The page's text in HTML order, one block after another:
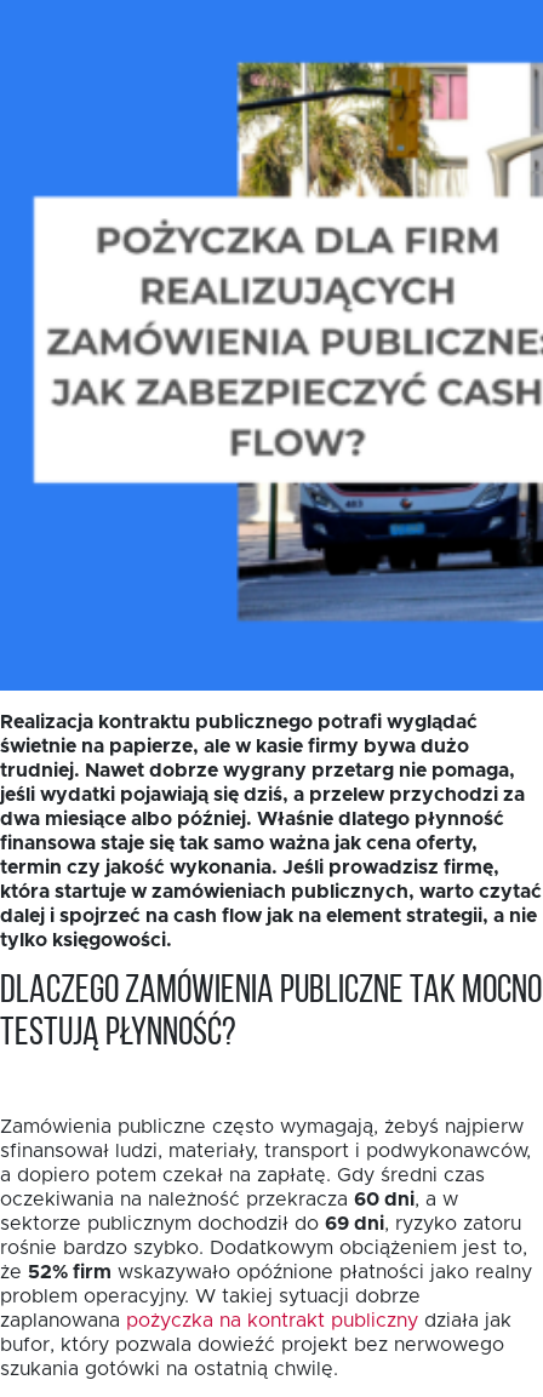
Realizacja kontraktu publicznego potrafi wyglądać
świetnie na papierze, ale w kasie firmy bywa dużo
trudniej. Nawet dobrze wygrany przetarg nie pomaga,
jeśli wydatki pojawiają się dziś, a przelew przychodzi za
dwa miesiące albo później. Właśnie dlatego płynność
finansowa staje się tak samo ważna jak cena oferty,
termin czy jakość wykonania. Jeśli prowadzisz firmę,
która startuje w zamówieniach publicznych, warto czytać
dalej i spojrzeć na cash flow jak na element strategii, a nie
tylko księgowości.
Dlaczego zamówienia publiczne tak mocno
testują płynność?
Zamówienia publiczne często wymagają, żebyś najpierw
sfinansował ludzi, materiały, transport i podwykonawców,
a dopiero potem czekał na zapłatę. Gdy średni czas
oczekiwania na należność przekracza 60 dni, a w
sektorze publicznym dochodził do 69 dni, ryzyko zatoru
rośnie bardzo szybko. Dodatkowym obciążeniem jest to,
że 52% firm wskazywało opóźnione płatności jako realny
problem operacyjny. W takiej sytuacji dobrze
zaplanowana pożyczka na kontrakt publiczny działa jak
bufor, który pozwala dowieźć projekt bez nerwowego
szukania gotówki na ostatnią chwilę.